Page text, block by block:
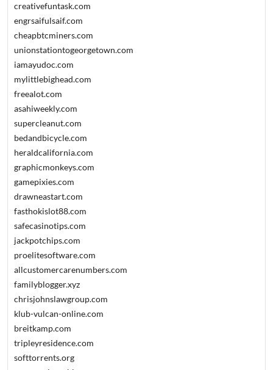
creativefuntask.com
engrsaifulsaif.com
cheapbtcminers.com
unionstationtogeorgetown.com
iamayudoc.com
mylittlebighead.com
freealot.com
asahiweekly.com
supercleanut.com
bedandbicycle.com
heraldcalifornia.com
graphicmonkeys.com
gamepixies.com
drawneastart.com
fasthokislot88.com
safecasinotips.com
jackpotchips.com
proelitesoftware.com
allcustomercarenumbers.com
familyblogger.xyz
chrisjohnslawgroup.com
klub-vulcan-online.com
breitkamp.com
tripleyresidence.com
softtorrents.org